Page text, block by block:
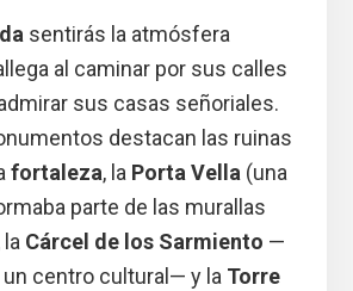
sentirás la atmósfera
al caminar por sus calles
sus casas señoriales.
destacan las ruinas
fortaleza, la Porta Vella (una
parte de las murallas
Cárcel de los Sarmiento —
centro cultural— y la Torre